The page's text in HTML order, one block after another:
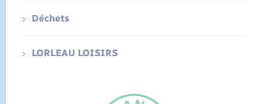
Déchets
LORLEAU LOISIRS